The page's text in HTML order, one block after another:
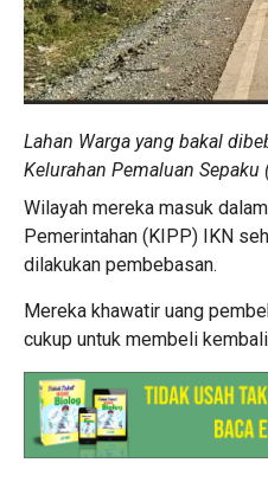
Lahan Warga yang bakal
Kelurahan Pemaluan Sepaku
Wilayah mereka masuk
Pemerintahan (KIPP) IKN
dilakukan pembebasan.
Mereka khawatir uang
cukup untuk membeli